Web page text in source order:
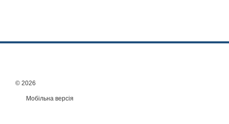
© 2026
Мобільна версія